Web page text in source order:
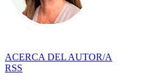
ACERCA DEL AUTOR/A
RSS